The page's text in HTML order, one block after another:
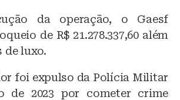
da operação, o Gaesf
de R$ 21.278.337,60 além
de luxo.
foi expulso da Polícia Militar
de 2023 por cometer crime